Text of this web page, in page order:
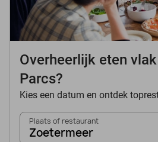
Overheerlijk eten
Parcs?
Kies een datum en ontdek
Plaats of restaurant
Zoetermeer